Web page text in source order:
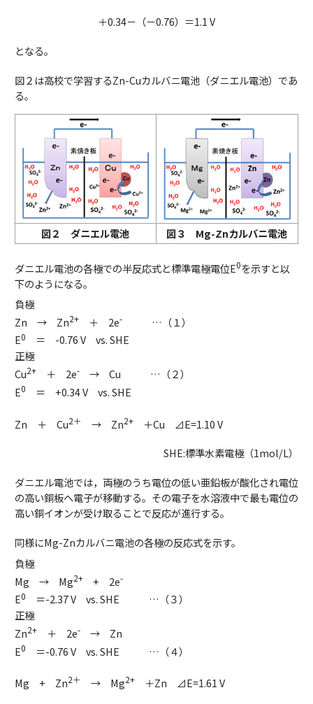
＋0.34－（－0.76）＝1.1 V
となる。
図２は高校で学習するZn-Cuカルバニ電池（ダニエル電池）であ
る。
図２ ダニエル電池 図３ Mg-Znカルバニ電池
ダニエル電池の各極での半反応式と標準電極電位E0を示すと以
下のようになる。
負極
Zn → Zn2+＋ 2e-…（１）
E0
＝ -0.76 V vs. SHE
正極
Cu2+＋ 2e-→ Cu …（２）
E0 ＝ +0.34 V vs. SHE
Zn ＋ Cu2＋ → Zn2+＋Cu ⊿E=1.10 V
SHE:標準水素電極（1mol/L）
ダニエル電池では，両極のうち電位の低い亜鉛板が酸化され電位
の高い銅板へ電子が移動する。その電子を水溶液中で最も電位の
高い銅イオンが受け取ることで反応が進行する。
同様にMg-Znカルバニ電池の各極の反応式を示す。
負極
Mg → Mg2++ 2e-
E0
＝-2.37 V vs. SHE …（３）
正極
Zn2+＋ 2e-→ Zn
E0 ＝-0.76 V vs. SHE …（４）
Mg + Zn2＋ → Mg2+＋Zn ⊿E=1.61 V